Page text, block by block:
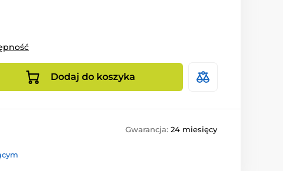
Dodaj do koszyka
Gwarancja: 24 miesięcy